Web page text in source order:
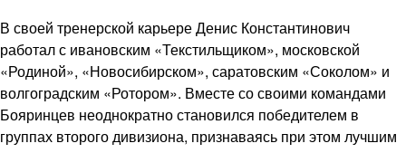
В своей тренерской карьере Денис Константинович
работал с ивановским «Текстильщиком», московской
«Родиной», «Новосибирском», саратовским «Соколом» и
волгоградским «Ротором». Вместе со своими командами
Бояринцев неоднократно становился победителем в
группах второго дивизиона, признаваясь при этом лучшим